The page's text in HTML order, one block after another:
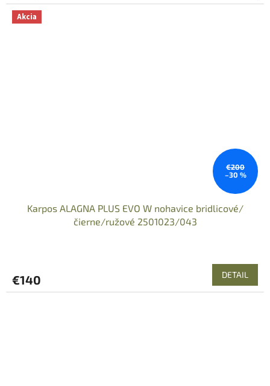
Akcia
€200
–30 %
Karpos ALAGNA PLUS EVO W nohavice bridlicové/
čierne/ružové 2501023/043
€140 DETAIL